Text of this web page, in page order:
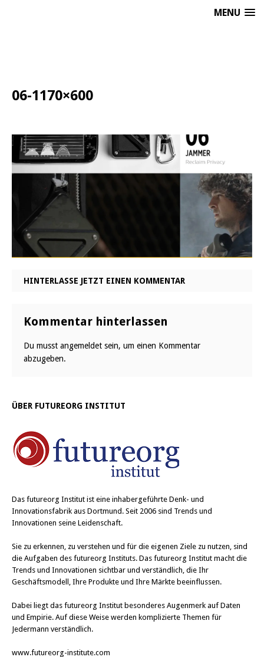
MENU
06-1170×600
HINTERLASSE JETZT EINEN KOMMENTAR
Kommentar hinterlassen
Du musst angemeldet sein, um einen Kommentar
abzugeben.
ÜBER FUTUREORG INSTITUT
Das futureorg Institut ist eine inhabergeführte Denk- und
Innovationsfabrik aus Dortmund. Seit 2006 sind Trends und
Innovationen seine Leidenschaft.
Sie zu erkennen, zu verstehen und für die eigenen Ziele zu nutzen, sind
die Aufgaben des futureorg Instituts. Das futureorg Institut macht die
Trends und Innovationen sichtbar und verständlich, die Ihr
Geschäftsmodell, Ihre Produkte und Ihre Märkte beeinflussen.
Dabei liegt das futureorg Institut besonderes Augenmerk auf Daten
und Empirie. Auf diese Weise werden komplizierte Themen für
Jedermann verständlich.
www.futureorg-institute.com